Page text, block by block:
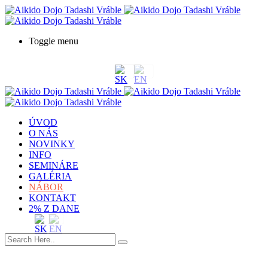
Toggle menu
ÚVOD
O NÁS
NOVINKY
INFO
SEMINÁRE
GALÉRIA
NÁBOR
KONTAKT
2% Z DANE